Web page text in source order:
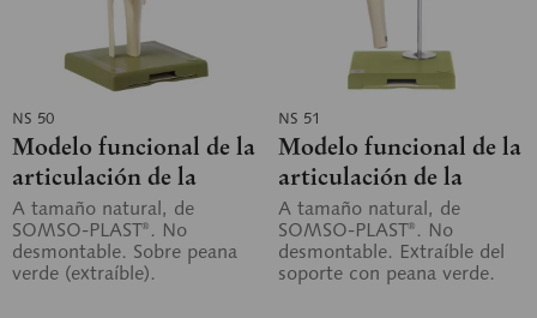
NS 50
Modelo funcional de la
articulación de la
rodilla
A tamaño natural, de
SOMSO-PLAST®. No
desmontable. Sobre peana
verde (extraíble).
NS 51
Modelo funcional de la
articulación de la
cadera
A tamaño natural, de
SOMSO-PLAST®. No
desmontable. Extraíble del
soporte con peana verde.